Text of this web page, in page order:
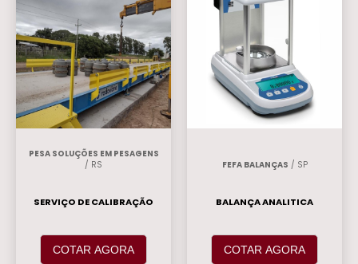
PESA SOLUÇÕES EM PESAGENS
/ RS
SERVIÇO DE CALIBRAÇÃO
COTAR AGORA
FEFA BALANÇAS / SP
BALANÇA ANALITICA
COTAR AGORA